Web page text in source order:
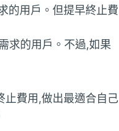
的用戶。但提早終止費
求的用戶。不過,如果
止費用,做出最適合自己